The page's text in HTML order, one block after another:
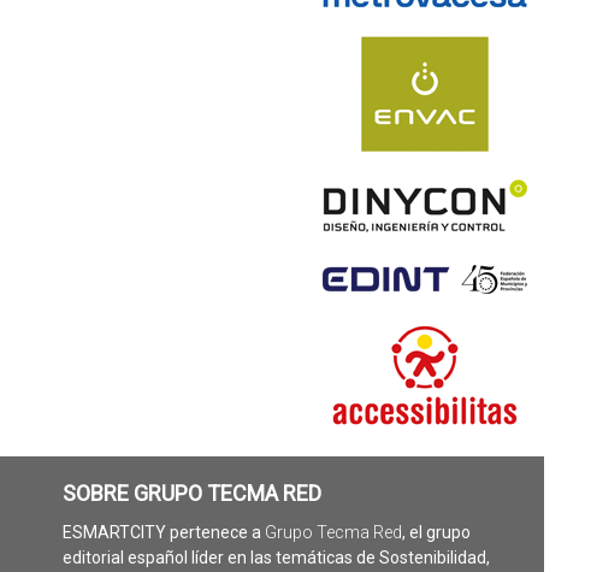
SOBRE GRUPO TECMA RED
ESMARTCITY pertenece a Grupo Tecma Red, el grupo
editorial español líder en las temáticas de Sostenibilidad,